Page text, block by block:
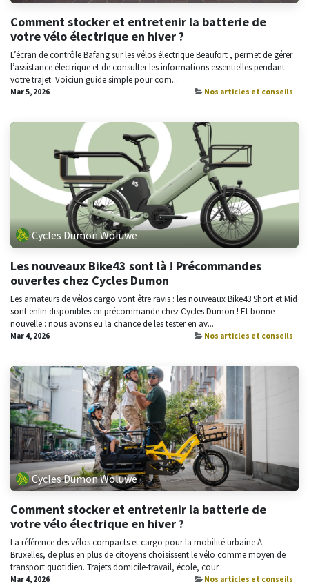
Comment stocker et entretenir la batterie de
votre vélo électrique en hiver ?
L’écran de contrôle Bafang sur les vélos électrique Beaufort , permet de gérer
l’assistance électrique et de consulter les informations essentielles pendant
votre trajet. Voiciun guide simple pour com...
Mar 5, 2026 Nos articles et conseils
Cycles Dumon Woluwe
Les nouveaux Bike43 sont là ! Précommandes
ouvertes chez Cycles Dumon
Les amateurs de vélos cargo vont être ravis : les nouveaux Bike43 Short et Mid
sont enfin disponibles en précommande chez Cycles Dumon ! Et bonne
nouvelle : nous avons eu la chance de les tester en av...
Mar 4, 2026 Nos articles et conseils
Cycles Dumon Woluwe
Comment stocker et entretenir la batterie de
votre vélo électrique en hiver ?
La référence des vélos compacts et cargo pour la mobilité urbaine À
Bruxelles, de plus en plus de citoyens choisissent le vélo comme moyen de
transport quotidien. Trajets domicile-travail, école, cour...
Mar 4, 2026 Nos articles et conseils